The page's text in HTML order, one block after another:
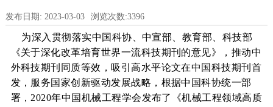
发布日期: 2023-03-03 浏览次数:3396
为深入贯彻落实中国科协、中宣部、教育部、科技部
《关于深化改革培育世界一流科技期刊的意见》，推动中
外科技期刊同质等效，吸引高水平论文在中国科技期刊首
发，服务国家创新驱动发展战略，根据中国科协统一部
署， 2020年中国机械工程学会发布了《机械工程领域高质